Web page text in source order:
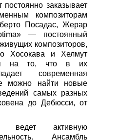
постоянно заказывает
композиторам
Посадас, Жерар
— постоянный
композиторов,
Хосокава и Хелмут
на то, что в их
современная
можно найти новые
самых разных
до Дебюсси, от
ведет активную
Ансамбль